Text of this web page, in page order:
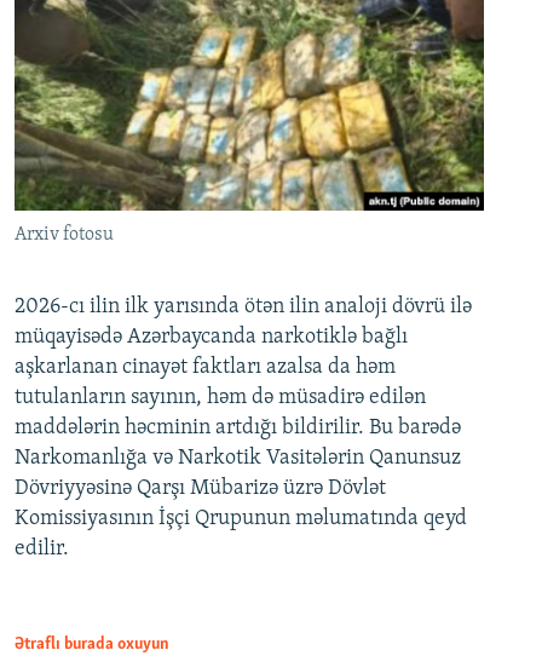
Arxiv fotosu
2026-cı ilin ilk yarısında ötən ilin analoji dövrü ilə
müqayisədə Azərbaycanda narkotiklə bağlı
aşkarlanan cinayət faktları azalsa da həm
tutulanların sayının, həm də müsadirə edilən
maddələrin həcminin artdığı bildirilir. Bu barədə
Narkomanlığa və Narkotik Vasitələrin Qanunsuz
Dövriyyəsinə Qarşı Mübarizə üzrə Dövlət
Komissiyasının İşçi Qrupunun məlumatında qeyd
edilir.
Ətraflı burada oxuyun